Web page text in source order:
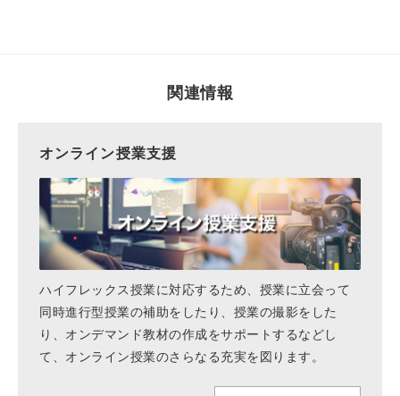
関連情報
オンライン授業支援
ハイフレックス授業に対応するため、授業に立会って
同時進行型授業の補助をしたり、授業の撮影をした
り、オンデマンド教材の作成をサポートするなどし
て、オンライン授業のさらなる充実を図ります。